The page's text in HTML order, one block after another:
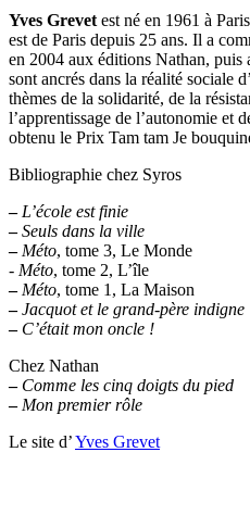
Yves Grevet est né en 1961 à
est de Paris depuis 25 ans. Il a
en 2004 aux éditions Nathan, puis
sont ancrés dans la réalité sociale
thèmes de la solidarité, de la
l’apprentissage de l’autonomie et
obtenu le Prix Tam tam Je
Bibliographie chez Syros
– L’école est finie
– Seuls dans la ville
– Méto, tome 3, Le Monde
- Méto, tome 2, L’île
– Méto, tome 1, La Maison
– Jacquot et le grand-père indigne
– C’était mon oncle !
Chez Nathan
– Comme les cinq doigts du pied
– Mon premier rôle
Le site d’Yves Grevet